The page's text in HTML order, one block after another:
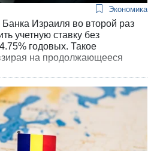
Экономика
Израиля во второй раз
учетную ставку без
годовых. Такое
на продолжающееся
что главной
не инфляция, темпы
заметная тенденция к
роста.